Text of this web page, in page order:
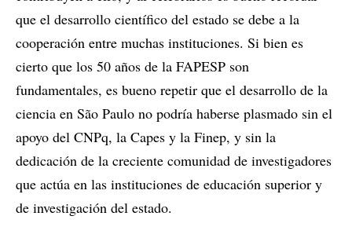
que el desarrollo científico del estado se debe a la
cooperación entre muchas instituciones. Si bien es
cierto que los 50 años de la FAPESP son
fundamentales, es bueno repetir que el desarrollo de la
ciencia en São Paulo no podría haberse plasmado sin el
apoyo del CNPq, la Capes y la Finep, y sin la
dedicación de la creciente comunidad de investigadores
que actúa en las instituciones de educación superior y
de investigación del estado.